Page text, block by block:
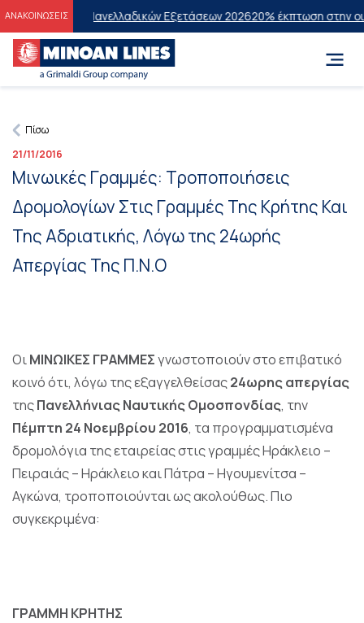
ΑΝΑΚΟΙΝΩΣΕΙΣτων Πανελλαδικών Εξετάσεων 202620% έκπτωση στην
Πίσω
21/11/2016
Μινωικές Γραμμές: Τροποποιήσεις
Δρομολογίων Στις Γραμμές Της Κρήτης Και
Της Αδριατικής, Λόγω της 24ωρής
Απεργίας Της Π.Ν.Ο
ΟιΜΙΝΩΙΚΕΣ ΓΡΑΜΜΕΣγνωστοποιούν στο επιβατικό
κοινό ότι, λόγω της εξαγγελθείσας24ωρης απεργίας
τηςΠανελλήνιας Ναυτικής Ομοσπονδίας, την
Πέμπτη 24 Νοεμβρίου 2016, τα προγραμματισμένα
δρομολόγια της εταιρείας στις γραμμέςΗράκλειο –
Πειραιάς – Ηράκλειοκαι Πάτρα – Ηγουμενίτσα –
Αγκώνα, τροποποιούνται ως ακολούθως. Πιο
συγκεκριμένα:
ΓΡΑΜΜΗ ΚΡΗΤΗΣ